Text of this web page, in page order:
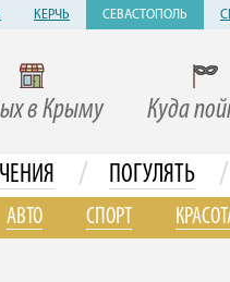
КЕРЧЬ СЕВАСТОПОЛЬ
в Крыму Куда
/ ПОГУЛЯТЬ /
АВТО СПОРТ